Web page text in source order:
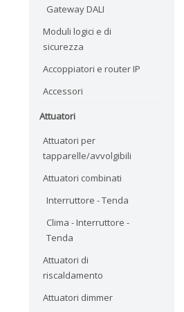
Gateway DALI
Moduli logici e di
sicurezza
Accoppiatori e router IP
Accessori
Attuatori
Attuatori per
tapparelle/avvolgibili
Attuatori combinati
Interruttore - Tenda
Clima - Interruttore -
Tenda
Attuatori di
riscaldamento
Attuatori dimmer